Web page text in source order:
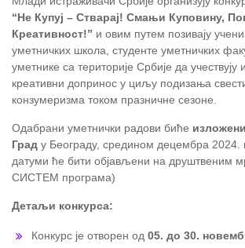
“Не Купуј – Стварај! Смањи Куповину,
Креативност!” и овим путем позивају
уметничких школа, студенте уметничких
уметнике са територије Србије да учествују
креативни допринос у циљу подизања
конзумеризма током празничне сезоне.
Одабрани уметнички радови биће
Град у Београду, средином децембра 2024.
датуми ће бити објављени на друштвеним
СИСТЕМ програма)
Детаљи конкурса:
Конкурс је отворен од 05. до 30.